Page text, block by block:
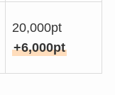
20,000pt
+6,000pt